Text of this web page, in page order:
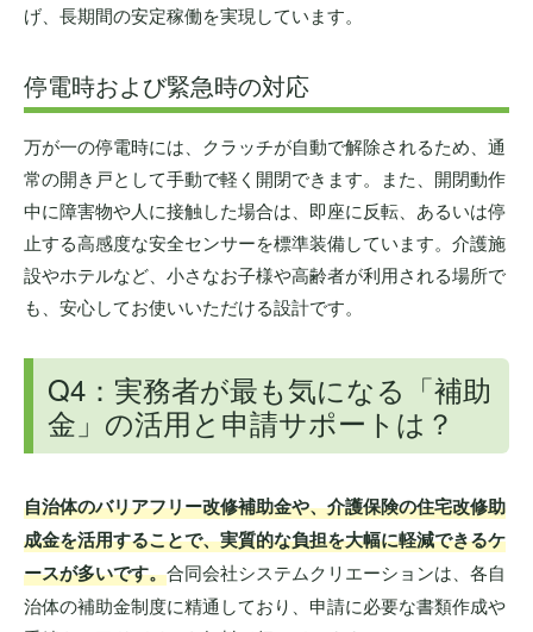
げ、長期間の安定稼働を実現しています。
停電時および緊急時の対応
万が一の停電時には、クラッチが自動で解除されるため、通
常の開き戸として手動で軽く開閉できます。また、開閉動作
中に障害物や人に接触した場合は、即座に反転、あるいは停
止する高感度な安全センサーを標準装備しています。介護施
設やホテルなど、小さなお子様や高齢者が利用される場所で
も、安心してお使いいただける設計です。
Q4：実務者が最も気になる「補助
金」の活用と申請サポートは？
自治体のバリアフリー改修補助金や、介護保険の住宅改修助
成金を活用することで、実質的な負担を大幅に軽減できるケ
ースが多いです。合同会社システムクリエーションは、各自
治体の補助金制度に精通しており、申請に必要な書類作成や